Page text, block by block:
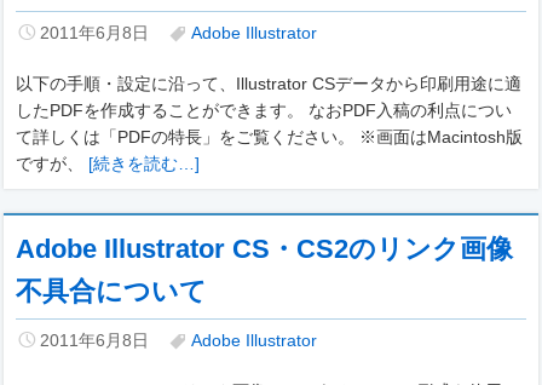
2011年6月8日 Adobe Illustrator
以下の手順・設定に沿って、Illustrator CSデータから印刷用途に適
したPDFを作成することができます。 なおPDF入稿の利点につい
て詳しくは「PDFの特長」をご覧ください。 ※画面はMacintosh版
ですが、 [続きを読む…]
Adobe Illustrator CS・CS2のリンク画像
不具合について
2011年6月8日 Adobe Illustrator